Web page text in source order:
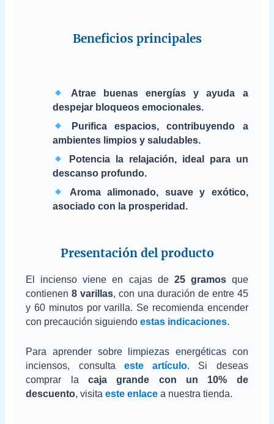
Beneficios principales
Atrae buenas energías y ayuda a
despejar bloqueos emocionales.
Purifica espacios, contribuyendo a
ambientes limpios y saludables.
Potencia la relajación, ideal para un
descanso profundo.
Aroma alimonado, suave y exótico,
asociado con la prosperidad.
Presentación del producto
El incienso viene en cajas de 25 gramosque
contienen8 varillas, con una duración de entre 45
y 60 minutos por varilla. Se recomienda encender
con precaución siguiendoestas indicaciones.
Para aprender sobre limpiezas energéticas con
inciensos, consulta este artículo. Si deseas
comprar lacaja grande con un 10% de
descuento, visitaeste enlace a nuestra tienda.